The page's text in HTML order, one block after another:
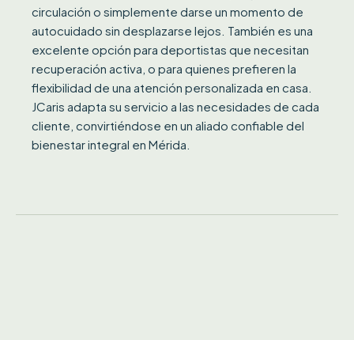
circulación o simplemente darse un momento de
autocuidado sin desplazarse lejos. También es una
excelente opción para deportistas que necesitan
recuperación activa, o para quienes prefieren la
flexibilidad de una atención personalizada en casa.
JCaris adapta su servicio a las necesidades de cada
cliente, convirtiéndose en un aliado confiable del
bienestar integral en Mérida.